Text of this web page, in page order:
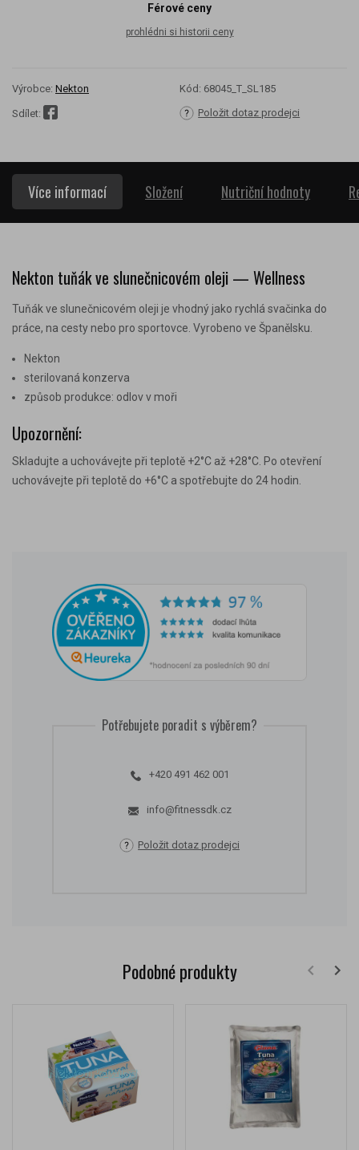
Férové ceny
prohlédni si historii ceny
Výrobce: Nekton Kód: 68045_T_SL185
Sdílet: Položit dotaz prodejci
Více informací Složení Nutriční hodnoty
Nekton tuňák ve slunečnicovém oleji — Wellness
Tuňák ve slunečnicovém oleji je vhodný jako rychlá svačinka do
práce, na cesty nebo pro sportovce. Vyrobeno ve Španělsku.
Nekton
sterilovaná konzerva
způsob produkce: odlov v moři
Upozornění:
Skladujte a uchovávejte při teplotě +2°C až +28°C. Po otevření
uchovávejte při teplotě do +6°C a spotřebujte do 24 hodin.
Potřebujete poradit s výběrem?
+420 491 462 001
info@fitnessdk.cz
Položit dotaz prodejci
Podobné produkty